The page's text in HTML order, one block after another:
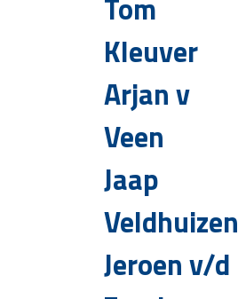
Tom
Kleuver
Arjan v
Veen
Jaap
Veldhuizen
Jeroen v/d